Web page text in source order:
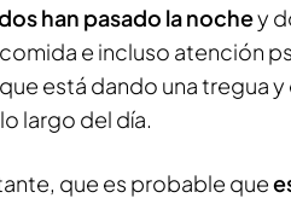
han pasado la nochey
e incluso atención
está dando una tregua
largo del día.
que es probable que